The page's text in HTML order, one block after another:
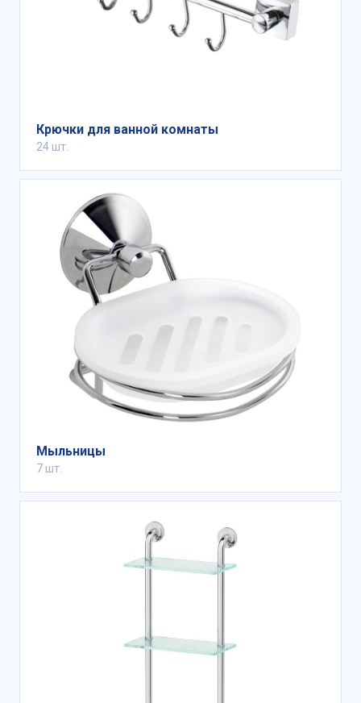
Крючки для ванной комнаты
24 шт.
Мыльницы
7 шт.